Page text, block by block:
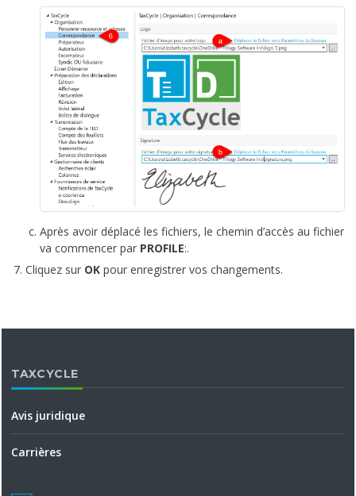
Après avoir déplacé les fichiers, le chemin d’accès au fichier
va commencer par PROFILE:.
Cliquez sur OK pour enregistrer vos changements.
TAXCYCLE
Avis juridique
Carrières